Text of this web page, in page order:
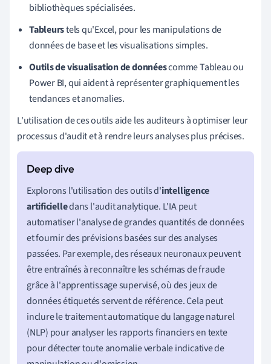
bibliothèques spécialisées.
Tableurstels qu'Excel, pour les manipulations de
données de base et les visualisations simples.
Outils de visualisation de donnéescomme Tableau ou
Power BI, qui aident à représenter graphiquement les
tendances et anomalies.
L'utilisation de ces outils aide les auditeurs à optimiser leur
processus d'audit et à rendre leurs analyses plus précises.
Explorons l'utilisation des outils d'intelligence
artificielledans l'audit analytique. L'IA peut
automatiser l'analyse de grandes quantités de données
et fournir des prévisions basées sur des analyses
passées. Par exemple, des réseaux neuronaux peuvent
être entraînés à reconnaître les schémas de fraude
grâce à l'apprentissage supervisé, où des jeux de
données étiquetés servent de référence. Cela peut
inclure le traitement automatique du langage naturel
(NLP) pour analyser les rapports financiers en texte
pour détecter toute anomalie verbale indicative de